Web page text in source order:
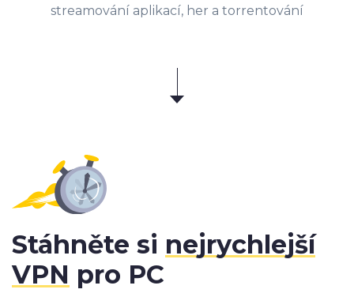
streamování aplikací, her a torrentování
Stáhněte si nejrychlejší
VPN pro PC